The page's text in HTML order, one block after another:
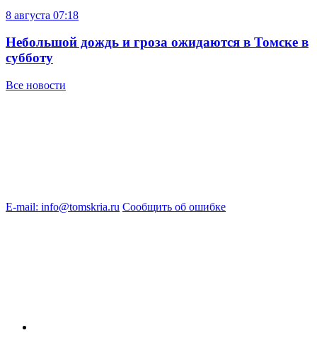
8 августа 07:18
Небольшой дождь и гроза ожидаются в Томске в
субботу
Все новости
E-mail: info@tomskria.ru Сообщить об ошибке